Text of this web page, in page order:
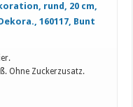
rund, 20 cm,
160117, Bunt
Ohne Zuckerzusatz.